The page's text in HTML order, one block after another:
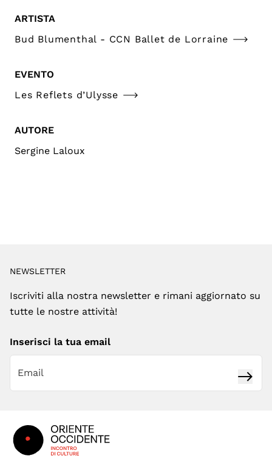
ARTISTA
Bud Blumenthal - CCN Ballet de Lorraine
EVENTO
Les Reflets d’Ulysse
AUTORE
Sergine Laloux
NEWSLETTER
Iscriviti alla nostra newsletter e rimani aggiornato su
tutte le nostre attività!
Inserisci la tua email